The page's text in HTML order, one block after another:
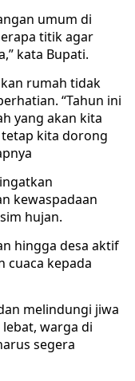
umum di
titik agar
kata Bupati.
rumah tidak
“Tahun ini
yang akan kita
kita dorong
kewaspadaan
hujan.
hingga desa aktif
cuaca kepada
melindungi jiwa
warga di
segera